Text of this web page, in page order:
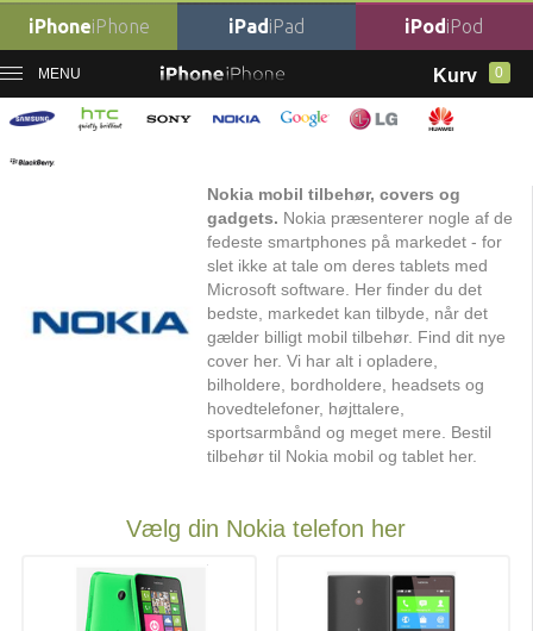
iPhoneiPhone iPadiPad iPodiPod
MENU Kurv 0
Mobil tilbehør
Nokia Tilbehør
Nokia mobil tilbehør, covers og
gadgets. Nokia præsenterer nogle af de
fedeste smartphones på markedet - for
slet ikke at tale om deres tablets med
Microsoft software. Her finder du det
bedste, markedet kan tilbyde, når det
gælder billigt mobil tilbehør. Find dit nye
cover her. Vi har alt i opladere,
bilholdere, bordholdere, headsets og
hovedtelefoner, højttalere,
sportsarmbånd og meget mere. Bestil
tilbehør til Nokia mobil og tablet her.
Vælg din Nokia telefon her